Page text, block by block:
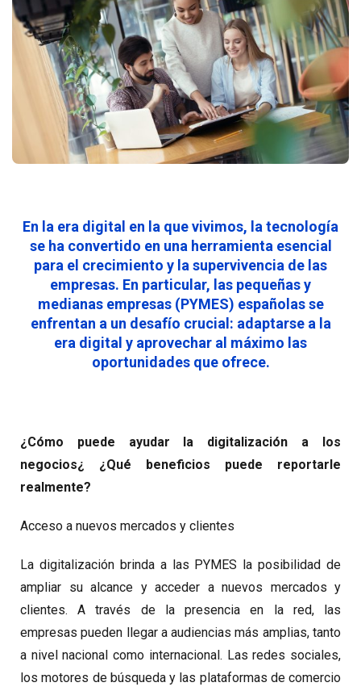
En la era digital en la que vivimos, la tecnología
se ha convertido en una herramienta esencial
para el crecimiento y la supervivencia de las
empresas. En particular, las pequeñas y
medianas empresas (PYMES) españolas se
enfrentan a un desafío crucial: adaptarse a la
era digital y aprovechar al máximo las
oportunidades que ofrece.
¿Cómo puede ayudar la digitalización a los
negocios¿ ¿Qué beneficios puede reportarle
realmente?
Acceso a nuevos mercados y clientes
La digitalización brinda a las PYMES la posibilidad de
ampliar su alcance y acceder a nuevos mercados y
clientes. A través de la presencia en la red, las
empresas pueden llegar a audiencias más amplias, tanto
a nivel nacional como internacional. Las redes sociales,
los motores de búsqueda y las plataformas de comercio